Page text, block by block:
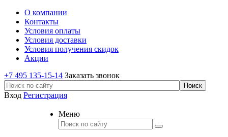
О компании
Контакты
Условия оплаты
Условия доставки
Условия получения скидок
Акции
+7 495 135-15-14 Заказать звонок
Вход Регистрация
Меню